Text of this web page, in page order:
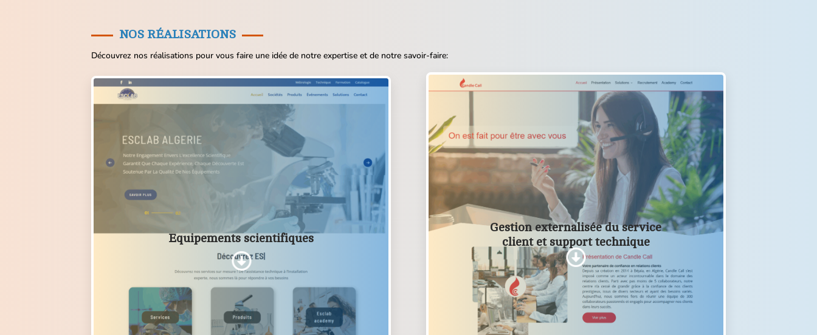
NOS RÉALISATIONS
Découvrez nos réalisations pour vous faire une idée de notre expertise et de notre savoir-faire:

Equipements scientifiques

Gestion externalisée du service
client et support technique